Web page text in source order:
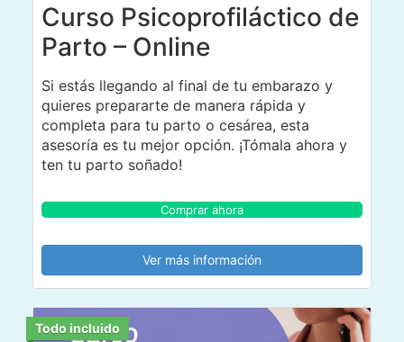
Curso Psicoprofiláctico de
Parto – Online
Si estás llegando al final de tu embarazo y
quieres prepararte de manera rápida y
completa para tu parto o cesárea, esta
asesoría es tu mejor opción. ¡Tómala ahora y
ten tu parto soñado!
Comprar ahora
Ver más información
Todo incluido